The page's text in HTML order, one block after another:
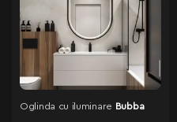
Oglinda cu iluminare Bubba